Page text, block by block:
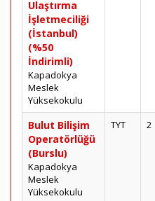
Ulaştırma
İşletmeciliği
(İstanbul)
(%50
İndirimli)
Kapadokya
Meslek
Yüksekokulu
Bulut Bilişim
Operatörlüğü
(Burslu)
Kapadokya
Meslek
Yüksekokulu
TYT 2